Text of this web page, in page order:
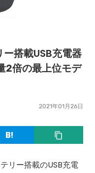
搭載USB充電器
倍の最上位モデ
2021年01月26日
リー搭載のUSB充電